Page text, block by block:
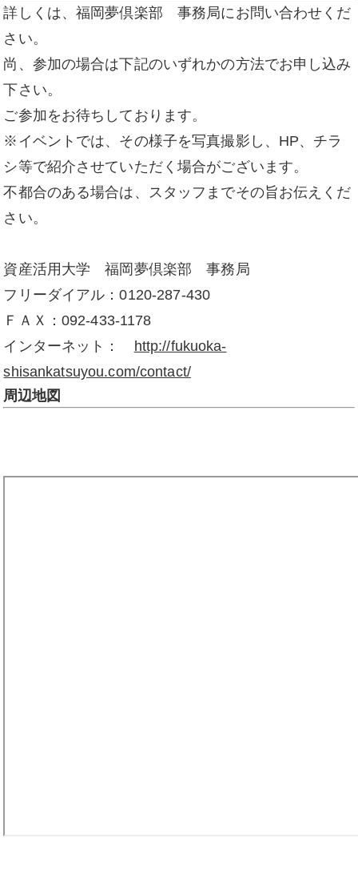
詳しくは、福岡夢倶楽部 事務局にお問い合わせくだ
さい。
尚、参加の場合は下記のいずれかの方法でお申し込み
下さい。
ご参加をお待ちしております。
※イベントでは、その様子を写真撮影し、HP、チラ
シ等で紹介させていただく場合がございます。
不都合のある場合は、スタッフまでその旨お伝えくだ
さい。
資産活用大学 福岡夢倶楽部 事務局
フリーダイアル：0120-287-430
ＦＡＸ：092-433-1178
インターネット：
http://fukuoka-
shisankatsuyou.com/contact/
周辺地図